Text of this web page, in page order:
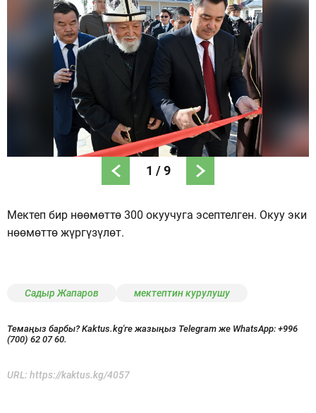
1 /9
Мектеп бир нөөмөттө 300 окуучуга эсептелген. Окуу эки
нөөмөттө жүргүзүлөт.
Садыр Жапаров мектептин курулушу
Темаңыз барбы? Kaktus.kg'ге жазыңыз Telegram же WhatsApp: +996
(700) 62 07 60.
URL: https://kaktus.kg/4057